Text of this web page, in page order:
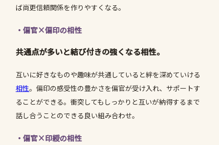
ば尚更信頼関係を作りやすくなる。
・偏官×偏印の相性
共通点が多いと結び付きの強くなる相性。
互いに好きなものや趣味が共通していると絆を深めていける
相性。偏印の感受性の豊かさを偏官が受け入れ、サポートす
ることができる。衝突してもしっかりと互いが納得するまで
話し合うことのできる良い組み合わせ。
・偏官×印綬の相性